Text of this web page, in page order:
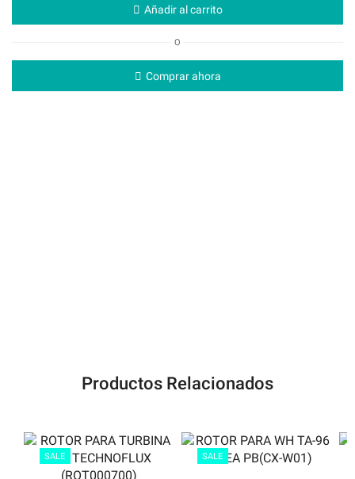
Añadir al carrito
O
Comprar ahora
Productos Relacionados
SALE SALE